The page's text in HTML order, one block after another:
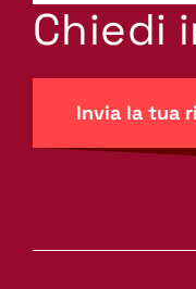
search.label???
Chiedi
Invia la tua